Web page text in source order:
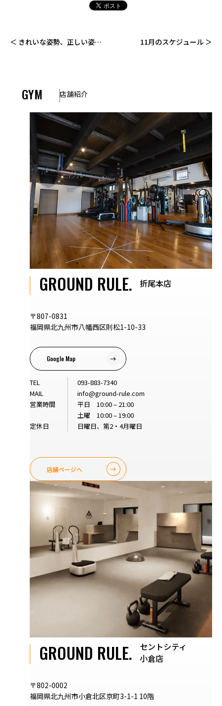
きれいな姿勢、正しい姿勢
11月のスケジュール
GYM 店舗紹介
GROUND RULE. 折尾本店
〒807-0831
福岡県北九州市八幡西区則松1-10-33
Google Map
TEL
093-883-7340
MAIL
info@ground-rule.com
営業時間
平日 10:00 – 21:00
土曜 10:00 – 19:00
定休日
日曜日、第2・4月曜日
店舗ページへ
GROUND RULE.
セントシティ
小倉店
〒802-0002
福岡県北九州市小倉北区京町3-1-1 10階